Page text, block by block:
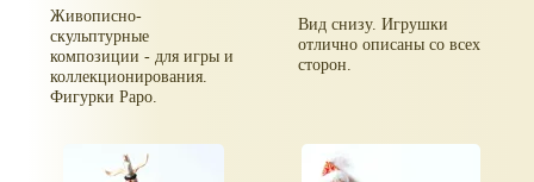
Живописно-
скульптурные
композиции - для игры и
коллекционирования.
Фигурки Papo.
Вид снизу. Игрушки
отлично описаны со всех
сторон.